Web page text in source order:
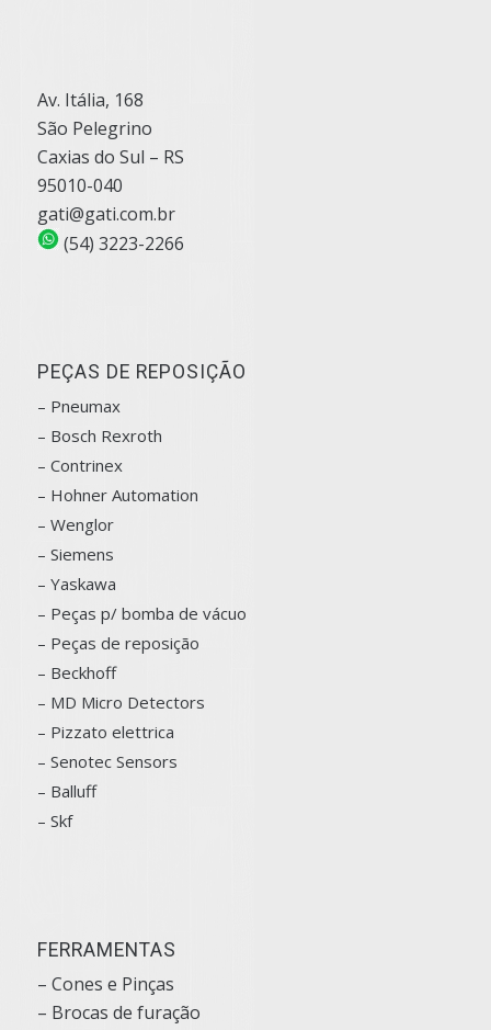
Av. Itália, 168
São Pelegrino
Caxias do Sul – RS
95010-040
gati@gati.com.br
(54) 3223-2266
PEÇAS DE REPOSIÇÃO
– Pneumax
– Bosch Rexroth
– Contrinex
– Hohner Automation
– Wenglor
– Siemens
– Yaskawa
– Peças p/ bomba de vácuo
– Peças de reposição
– Beckhoff
– MD Micro Detectors
– Pizzato elettrica
– Senotec Sensors
– Balluff
– Skf
FERRAMENTAS
– Cones e Pinças
– Brocas de furação